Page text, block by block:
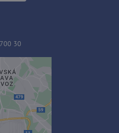
30
obsah?